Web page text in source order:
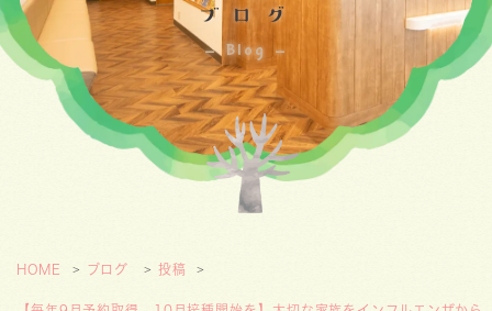
ブログ
Blog
HOME ブログ 投稿